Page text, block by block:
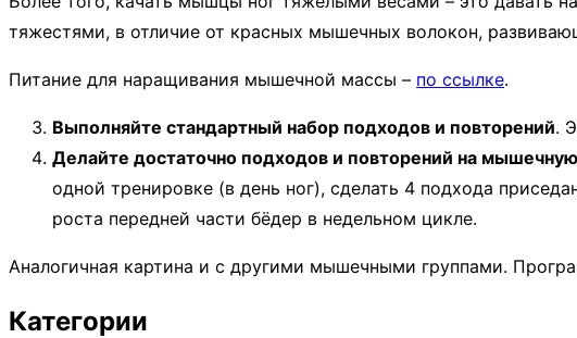
тяжестями, в отличие от красных мышечных волокон,
Питание для наращивания мышечной массы – по ссылке.
Выполняйте стандартный набор подходов и повторений.
Делайте достаточно подходов и повторений на
одной тренировке (в день ног), сделать 4 подхода
роста передней части бёдер в недельном цикле.
Аналогичная картина и с другими мышечными группами.
Категории